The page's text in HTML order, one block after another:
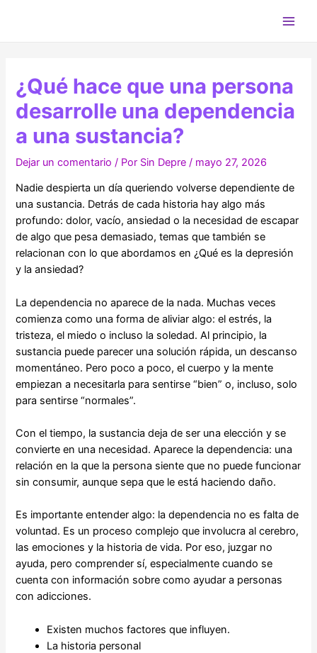
¿Qué hace que una persona
desarrolle una dependencia
a una sustancia?
Dejar un comentario / Por Sin Depre / mayo 27, 2026
Nadie despierta un día queriendo volverse dependiente de
una sustancia. Detrás de cada historia hay algo más
profundo: dolor, vacío, ansiedad o la necesidad de escapar
de algo que pesa demasiado, temas que también se
relacionan con lo que abordamos en ¿Qué es la depresión
y la ansiedad?
La dependencia no aparece de la nada. Muchas veces
comienza como una forma de aliviar algo: el estrés, la
tristeza, el miedo o incluso la soledad. Al principio, la
sustancia puede parecer una solución rápida, un descanso
momentáneo. Pero poco a poco, el cuerpo y la mente
empiezan a necesitarla para sentirse “bien” o, incluso, solo
para sentirse “normales”.
Con el tiempo, la sustancia deja de ser una elección y se
convierte en una necesidad. Aparece la dependencia: una
relación en la que la persona siente que no puede funcionar
sin consumir, aunque sepa que le está haciendo daño.
Es importante entender algo: la dependencia no es falta de
voluntad. Es un proceso complejo que involucra al cerebro,
las emociones y la historia de vida. Por eso, juzgar no
ayuda, pero comprender sí, especialmente cuando se
cuenta con información sobre como ayudar a personas
con adicciones.
Existen muchos factores que influyen.
La historia personal